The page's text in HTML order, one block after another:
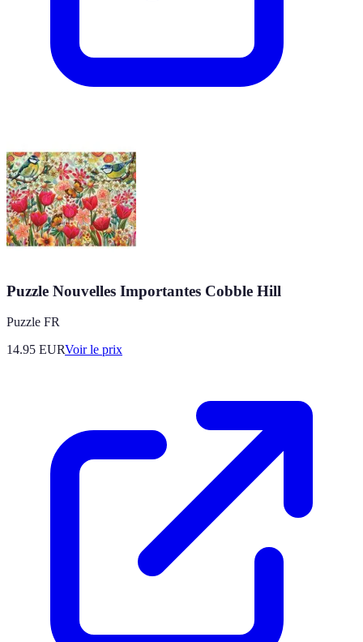
Puzzle Nouvelles Importantes Cobble Hill
Puzzle FR
14.95 EURVoir le prix